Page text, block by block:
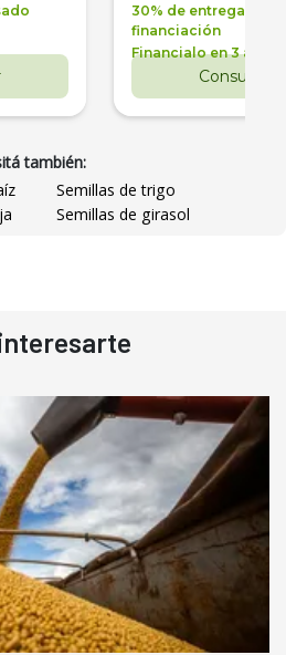
30% de entrega +
financiación
Financialo en 3 años
Consultar
también:
Semillas de trigo
Semillas de girasol